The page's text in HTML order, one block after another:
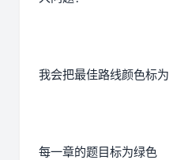
我会把最佳路线颜色标
每一章的题目标为绿色